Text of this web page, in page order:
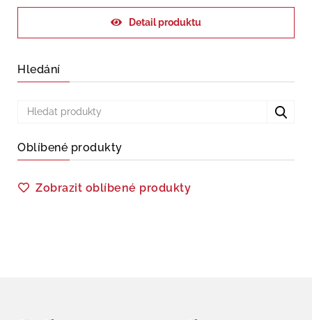
Detail produktu
Hledání
Oblíbené produkty
Zobrazit oblíbené produkty